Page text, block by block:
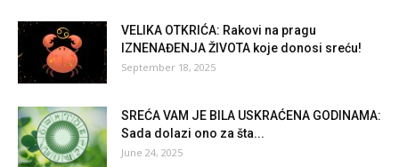
VELIKA OTKRIĆA: Rakovi na pragu
IZNENAĐENJA ŽIVOTA koje donosi sreću!
September 18, 2025
SREĆA VAM JE BILA USKRAĆENA GODINAMA:
Sada dolazi ono za šta...
June 24, 2025